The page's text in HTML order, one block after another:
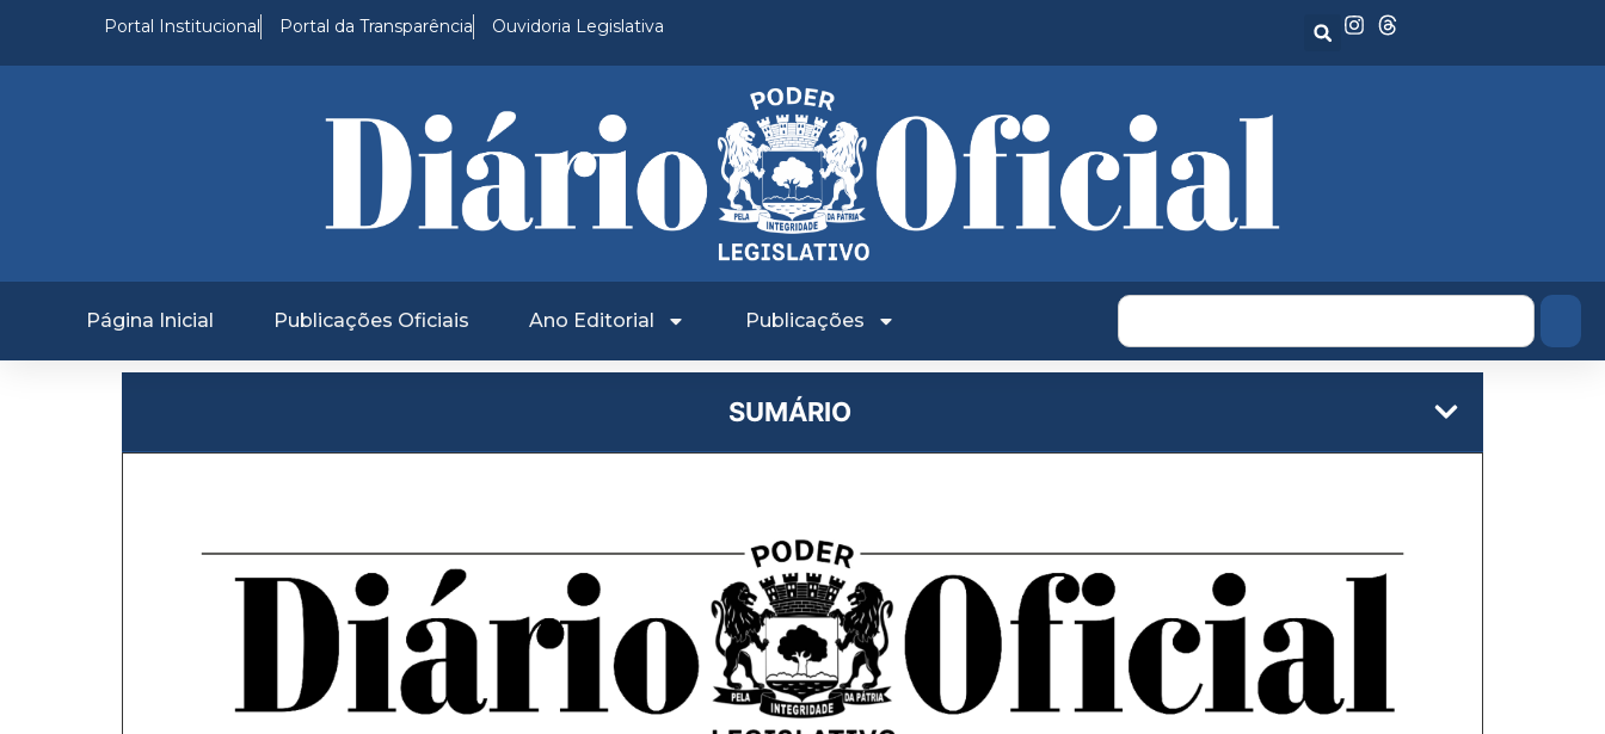
Portal Institucional Portal da Transparência Ouvidoria Legislativa
Página Inicial Publicações Oficiais Ano Editorial Publicações
SUMÁRIO